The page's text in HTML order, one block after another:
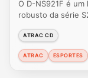
O D-NS921F é
robusto da série
ATRAC CD
ATRAC ESPORTES